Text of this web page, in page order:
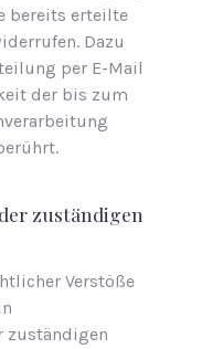
bereits erteilte
Dazu
per E-Mail
der bis zum
zuständigen
Verstöße
zuständigen